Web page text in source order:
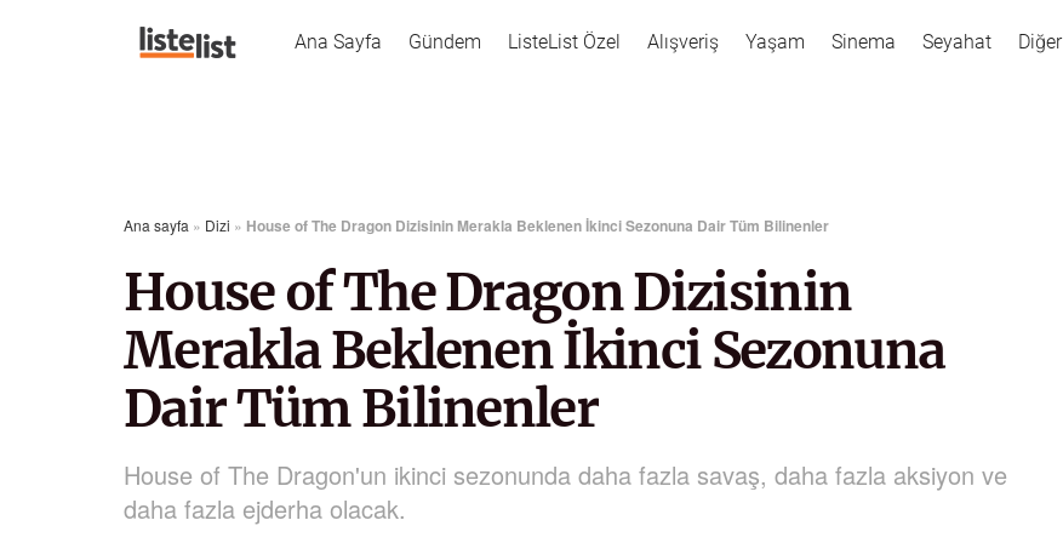
Ana Sayfa Gündem ListeList Özel Alışveriş Yaşam Sinema Seyahat Diğer
Ana sayfa » Dizi » House of The Dragon Dizisinin Merakla Beklenen İkinci Sezonuna Dair Tüm Bilinenler
House of The Dragon Dizisinin
Merakla Beklenen İkinci Sezonuna
Dair Tüm Bilinenler
House of The Dragon'un ikinci sezonunda daha fazla savaş, daha fazla aksiyon ve
daha fazla ejderha olacak.